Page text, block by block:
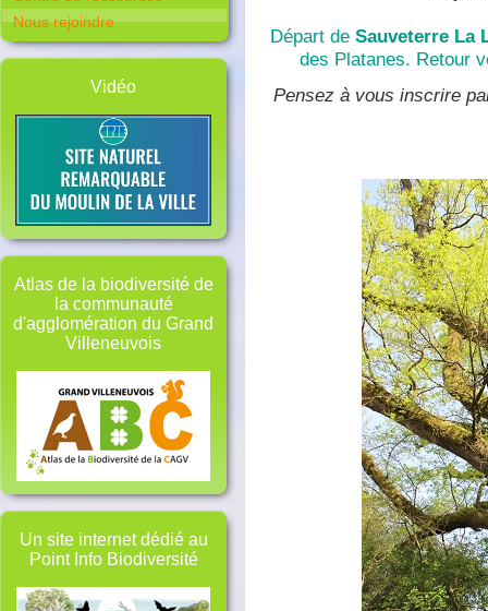
Nous rejoindre
Vidéo
Atlas de la biodiversité de
la communauté
d'agglomération du Grand
Villeneuvois
Un site internet dédié au
Point Info Biodiversité
Départ de Sauveterre La
des Platanes. Retour
Pensez à vous inscrire